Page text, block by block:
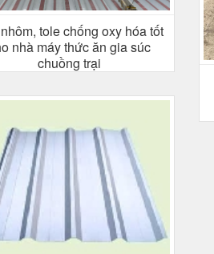
tole chống oxy hóa tốt
nhà máy thức ăn gia súc
chuồng trại